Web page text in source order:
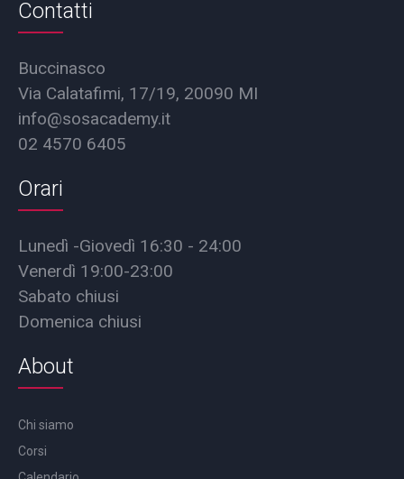
Contatti
Buccinasco
Via Calatafimi, 17/19, 20090 MI
info@sosacademy.it
02 4570 6405
Orari
Lunedì -Giovedì 16:30 - 24:00
Venerdì 19:00-23:00
Sabato chiusi
Domenica chiusi
About
Chi siamo
Corsi